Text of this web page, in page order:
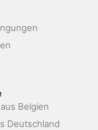
Belgien
Deutschland